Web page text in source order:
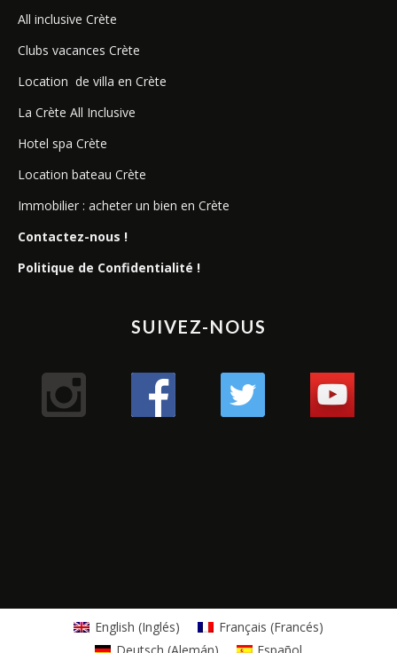
All inclusive Crète
Clubs vacances Crète
Location de villa en Crète
La Crète All Inclusive
Hotel spa Crète
Location bateau Crète
Immobilier : acheter un bien en Crète
Contactez-nous !
Politique de Confidentialité !
SUIVEZ-NOUS
English (Inglés) Français (Francés)